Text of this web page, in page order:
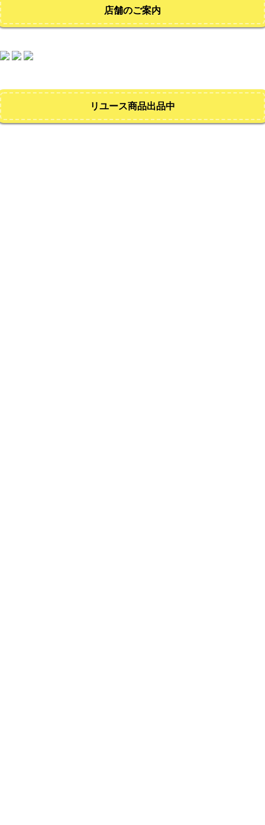
店舗のご案内
リユース商品出品中